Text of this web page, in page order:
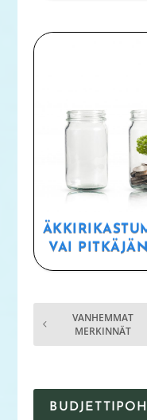
VAI
VANHEMMAT
MERKINNÄT